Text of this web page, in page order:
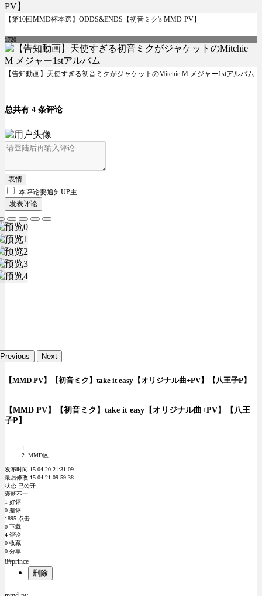
【第10回MMD杯本選】ODDS&ENDS【初音ミク's MMD-PV】
1720
【告知動画】天使すぎる初音ミクがジャケットのMitchie M メジャー1stアルバム
总共有 4 条评论
表情
本评论要通知UP主
发表评论
Previous Next
【MMD PV】【初音ミク】take it easy【オリジナル曲+PV】【八王子P】
【MMD PV】【初音ミク】take it easy【オリジナル曲+PV】【八王
子P】
MMD区
发布时间 15-04-20 21:31:09
最后修改 15-04-21 09:59:38
状态 已公开
褒贬不一
1 好评
0 差评
1895 点击
0 下载
4 评论
0 收藏
0 分享
8#prince
删除